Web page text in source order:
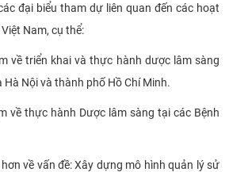
đại biểu tham dự liên quan đến các hoạt
Nam, cụ thể:
về triển khai và thực hành dược lâm sàng
Hà Nội và thành phố Hồ Chí Minh.
về thực hành Dược lâm sàng tại các Bệnh
về vấn đề: Xây dựng mô hình quản lý sử